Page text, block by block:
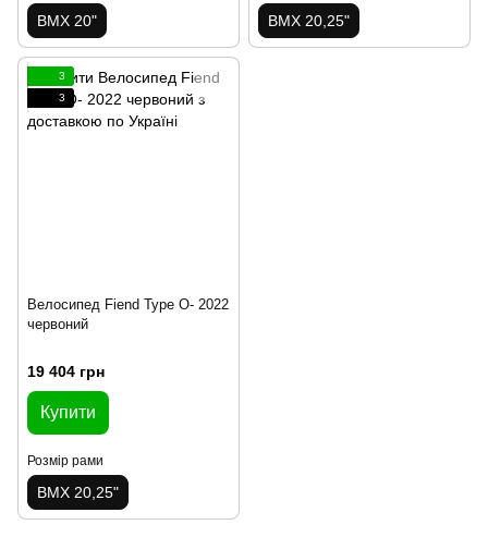
BMX 20" BMX 20,25"
3
3
Велосипед Fiend Type O- 2022
червоний
19 404 грн
Купити
Розмір рами
BMX 20,25"